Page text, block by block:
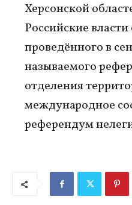
Херсонской
Российские
проведённого в
называемого
отделения
международное
референдум